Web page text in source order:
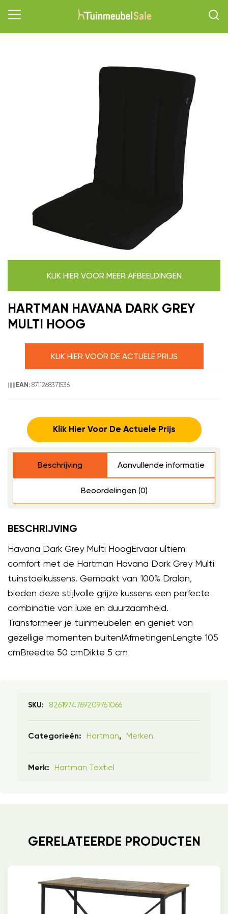
KLIK HIER VOOR MEER AFBEELDINGEN
HARTMAN HAVANA DARK GREY
MULTI HOOG
KLIK HIER VOOR DE ACTUELE PRIJS
EAN: 8711268371536
Klik Hier Voor De Actuele Prijs
Beschrijving Aanvullende informatie
Beoordelingen (0)
BESCHRIJVING
Havana Dark Grey Multi HoogErvaar ultiem
comfort met de Hartman Havana Dark Grey Multi
tuinstoelkussens. Gemaakt van 100% Dralon,
bieden deze stijlvolle grijze kussens een perfecte
combinatie van luxe en duurzaamheid.
Transformeer je tuinmeubelen en geniet van
gezellige momenten buiten!AfmetingenLengte 105
cmBreedte 50 cmDikte 5 cm
SKU: 8261974769209761066
Categorieën: Hartman, Merken
Merk: Hartman Textiel
GERELATEERDE PRODUCTEN